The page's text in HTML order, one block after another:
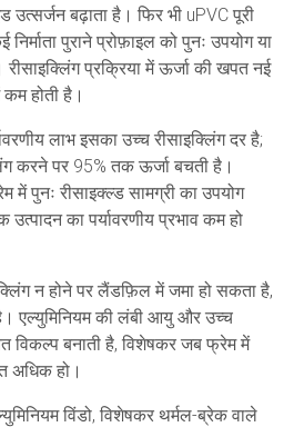
उत्सर्जन बढ़ाता है। फिर भी uPVC पूरी
पुराने प्रोफ़ाइल को पुनः उपयोग या
प्रक्रिया में ऊर्जा की खपत नई
होती है।
लाभ इसका उच्च रीसाइक्लिंग दर है;
करने पर 95% तक ऊर्जा बचती है।
में पुनः रीसाइक्ल्ड सामग्री का उपयोग
उत्पादन का पर्यावरणीय प्रभाव कम हो
न होने पर लैंडफ़िल में जमा हो सकता है,
एल्युमिनियम की लंबी आयु और उच्च
विकल्प बनाती है, विशेषकर जब फ्रेम में
अधिक हो।
विंडो, विशेषकर थर्मल-ब्रेक वाले